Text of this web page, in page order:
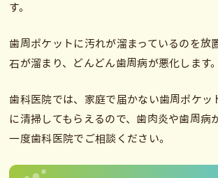
す。
歯周ポケットに汚れが溜まっているのを放
石が溜まり、どんどん歯周病が悪化します。
歯科医院では、家庭で届かない歯周ポケッ
に清掃してもらえるので、歯肉炎や歯周病
一度歯科医院でご相談ください。